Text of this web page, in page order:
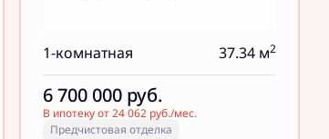
1-комнатная 37.34 м2
6 700 000 руб.
В ипотеку от 24 062 руб./мес.
Предчистовая отделка